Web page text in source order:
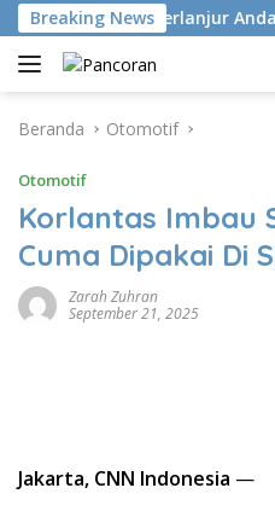
Langsung
ke
konten
Breaking News
Terlanjur Andalkan AI,
Beranda Otomotif
Otomotif
Korlantas Imbau
Cuma Dipakai Di
Zarah Zuhran
September 21, 2025
Jakarta, CNN Indonesia —